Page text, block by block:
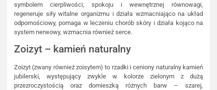
symbolem cierpliwości, spokoju i wewnętrznej równowagi,
regeneruje siły witalne organizmu i działa wzmacniająco na układ
odpornościowy, pomaga w leczeniu chorób skóry i działa kojąco na
system nerwowy, wzmacnia również serce.
Zoizyt – kamień naturalny
Zoizyt (zwany również zoisytem) to rzadki i ceniony naturalny kamień
jubilerski, występujący zwykle w kolorze zielonym z dużą
przezroczystością oraz domieszką różnych barw – szarej,